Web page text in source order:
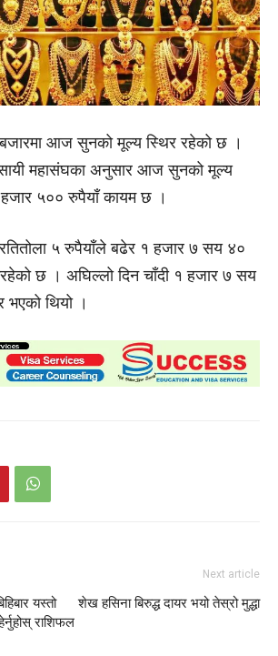
आज सुनको मूल्य स्थिर रहेको छ ।
महासंघका अनुसार आज सुनको मूल्य
५०० रुपैयाँ कायम छ ।
५ रुपैयाँले बढेर १ हजार ७ सय ४०
छ । अघिल्लो दिन चाँदी १ हजार ७ सय
भएको थियो ।
यस्तो
राशिफल
Next article
शेख हसिना बिरुद्ध दायर भयो तेस्रो मुद्धा